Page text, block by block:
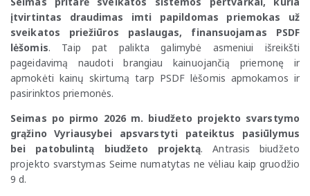
įtvirtintas draudimas imti papildomas priemokas už
sveikatos priežiūros paslaugas, finansuojamas PSDF
lėšomis. Taip pat palikta galimybė asmeniui išreikšti
pageidavimą naudoti brangiau kainuojančią priemonę ir
apmokėti kainų skirtumą tarp PSDF lėšomis apmokamos ir
pasirinktos priemonės.
Seimas po pirmo 2026 m. biudžeto projekto svarstymo
grąžino Vyriausybei apsvarstyti pateiktus pasiūlymus
bei patobulintą biudžeto projektą. Antrasis biudžeto
projekto svarstymas Seime numatytas ne vėliau kaip gruodžio
9 d.